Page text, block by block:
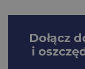
Dołącz
i